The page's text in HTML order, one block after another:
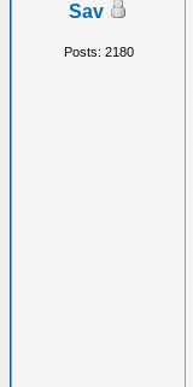
Sav
Posts: 2180